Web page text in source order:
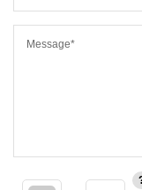
Message*